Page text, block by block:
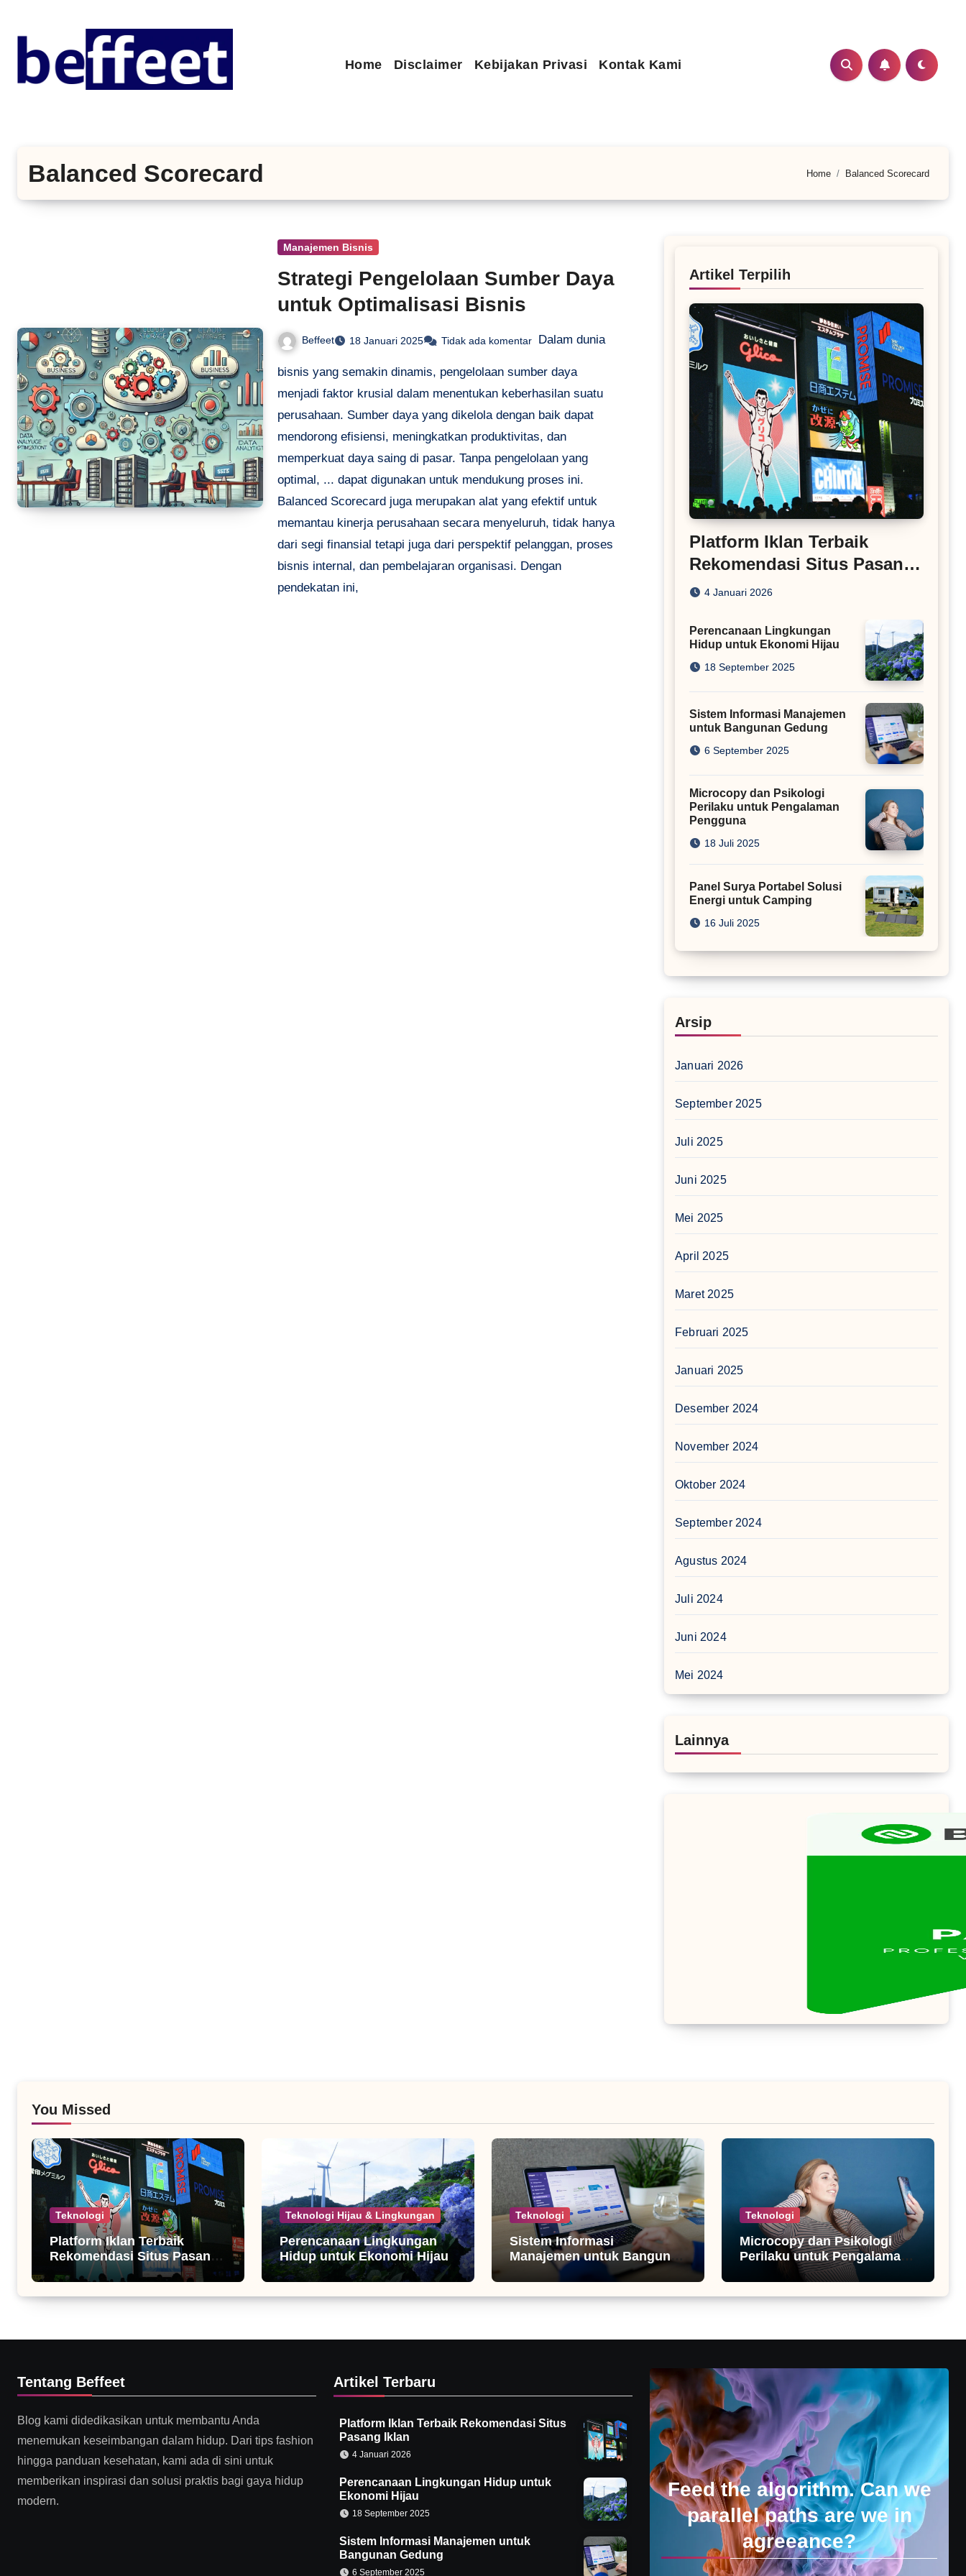
konten
Home Disclaimer Kebijakan Privasi Kontak Kami
Balanced Scorecard Home Balanced Scorecard
Manajemen Bisnis
Strategi Pengelolaan Sumber Daya
untuk Optimalisasi Bisnis
Beffeet 18 Januari 2025 Tidak ada komentar Dalam dunia
bisnis yang semakin dinamis, pengelolaan sumber daya
menjadi faktor krusial dalam menentukan keberhasilan suatu
perusahaan. Sumber daya yang dikelola dengan baik dapat
mendorong efisiensi, meningkatkan produktivitas, dan
memperkuat daya saing di pasar. Tanpa pengelolaan yang
optimal, ... dapat digunakan untuk mendukung proses ini.
Balanced Scorecard juga merupakan alat yang efektif untuk
memantau kinerja perusahaan secara menyeluruh, tidak hanya
dari segi finansial tetapi juga dari perspektif pelanggan, proses
bisnis internal, dan pembelajaran organisasi. Dengan
pendekatan ini,
Artikel Terpilih
Platform Iklan Terbaik
Rekomendasi Situs Pasang
Iklan
4 Januari 2026
Perencanaan Lingkungan
Hidup untuk Ekonomi Hijau
18 September 2025
Sistem Informasi Manajemen
untuk Bangunan Gedung
6 September 2025
Microcopy dan Psikologi
Perilaku untuk Pengalaman
Pengguna
18 Juli 2025
Panel Surya Portabel Solusi
Energi untuk Camping
16 Juli 2025
Arsip
Januari 2026
September 2025
Juli 2025
Juni 2025
Mei 2025
April 2025
Maret 2025
Februari 2025
Januari 2025
Desember 2024
November 2024
Oktober 2024
September 2024
Agustus 2024
Juli 2024
Juni 2024
Mei 2024
Lainnya
You Missed
Teknologi
Platform Iklan Terbaik
Rekomendasi Situs Pasang
Iklan
Teknologi Hijau & Lingkungan
Perencanaan Lingkungan
Hidup untuk Ekonomi Hijau
Teknologi
Sistem Informasi
Manajemen untuk Bangunan
Gedung
Teknologi
Microcopy dan Psikologi
Perilaku untuk Pengalaman
Pengguna
Tentang Beffeet
Blog kami didedikasikan untuk membantu Anda
menemukan keseimbangan dalam hidup. Dari tips fashion
hingga panduan kesehatan, kami ada di sini untuk
memberikan inspirasi dan solusi praktis bagi gaya hidup
modern.
Artikel Terbaru
Platform Iklan Terbaik Rekomendasi Situs
Pasang Iklan
4 Januari 2026
Perencanaan Lingkungan Hidup untuk
Ekonomi Hijau
18 September 2025
Sistem Informasi Manajemen untuk
Bangunan Gedung
6 September 2025
Feed the algorithm. Can we
parallel paths are we in
agreeance?